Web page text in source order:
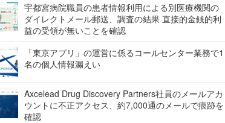
宇都宮病院職員の患者情報利用による別医療機関の
ダイレクトメール郵送、調査の結果 直接的金銭的利
益の受領が無いことを確認
「東京アプリ」の運営に係るコールセンター業務で1
名の個人情報漏えい
Axcelead Drug Discovery Partners社員のメールアカ
ウントに不正アクセス、約7,000通のメールで痕跡を
確認